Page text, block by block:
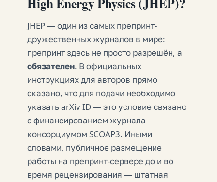
JHEP — один из самых препринт-
дружественных журналов в мире:
препринт здесь не просто разрешён, а
обязателен. В официальных
инструкциях для авторов прямо
сказано, что для подачи необходимо
указать arXiv ID — это условие связано
с финансированием журнала
консорциумом SCOAP3. Иными
словами, публичное размещение
работы на препринт-сервере до и во
время рецензирования — штатная